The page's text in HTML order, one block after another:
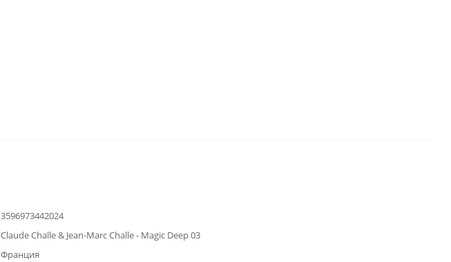
3596973442024
Claude Challe & Jean-Marc Challe - Magic Deep 03
Франция